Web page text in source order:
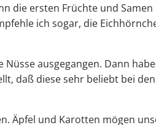
die ersten Früchte und Samen
ich sogar, die
ausgegangen. Dann
daß diese sehr beliebt bei den
Äpfel und Karotten mögen